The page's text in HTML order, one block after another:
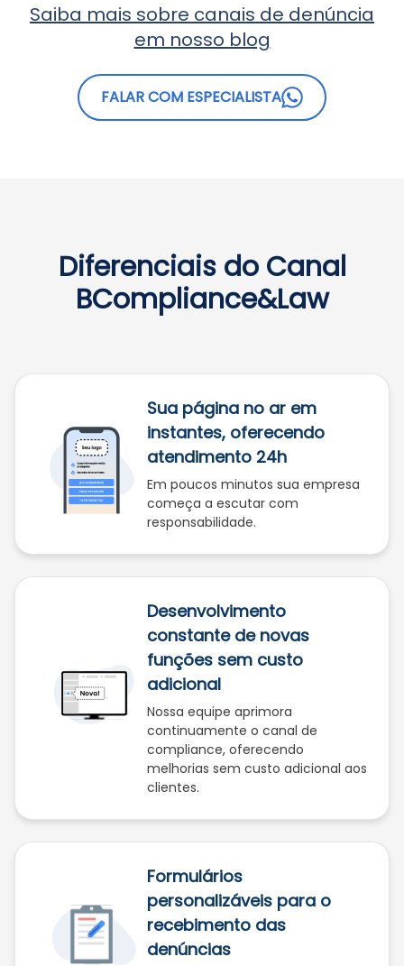
Saiba mais sobre canais de denúncia
em nosso blog
FALAR COM ESPECIALISTA
Diferenciais do Canal
BCompliance&Law
Sua página no ar em
instantes, oferecendo
atendimento 24h
Em poucos minutos sua empresa
começa a escutar com
responsabilidade.
Desenvolvimento
constante de novas
funções sem custo
adicional
Nossa equipe aprimora
continuamente o canal de
compliance, oferecendo
melhorias sem custo adicional aos
clientes.
Formulários
personalizáveis para o
recebimento das
denúncias